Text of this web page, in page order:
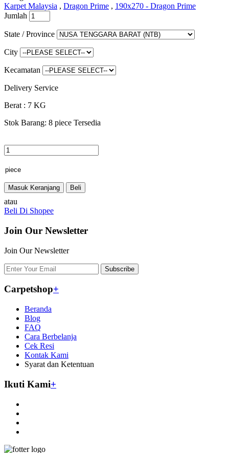
Karpet Malaysia , Dragon Prime , 190x270 - Dragon Prime
Jumlah
State / Province
City
Kecamatan
Delivery Service
Berat : 7 KG
Stok Barang: 8 piece Tersedia
Masuk Keranjang Beli
atau
Beli Di Shopee
Join Our Newsletter
Join Our Newsletter
Subscribe
Carpetshop+
Beranda
Blog
FAQ
Cara Berbelanja
Cek Resi
Kontak Kami
Syarat dan Ketentuan
Ikuti Kami+